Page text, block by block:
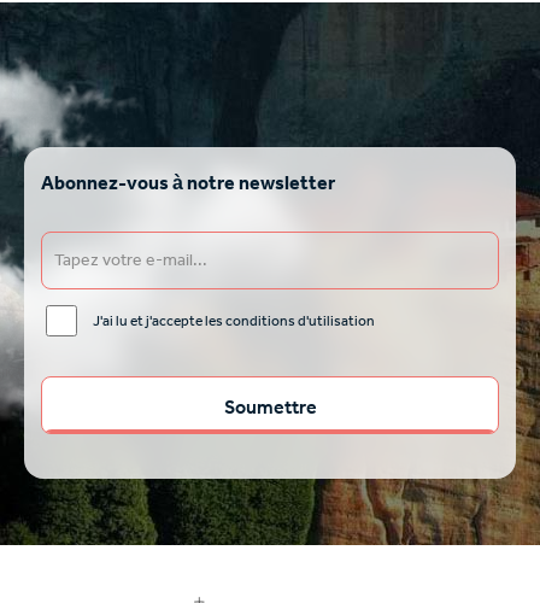
Abonnez-vous à notre newsletter
J'ai lu et j'accepte les conditions d'utilisation